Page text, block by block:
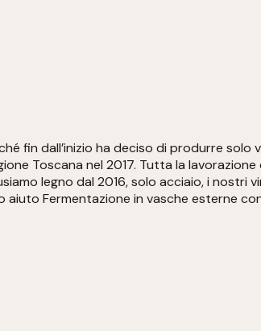
fin dall’inizio ha deciso di produrre
Toscana nel 2017. Tutta la
legno dal 2016, solo acciaio, i
Fermentazione in vasche esterne